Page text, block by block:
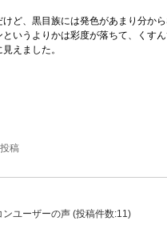
ど、黒目族には発色があまり分か
いうよりかは彩度が落ちて、くす
えました。
稿
ンユーザーの声 (投稿件数:11)